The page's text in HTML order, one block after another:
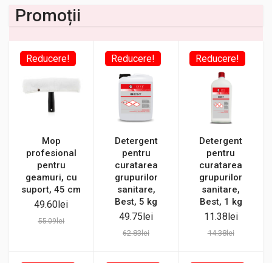
Promoții
Reducere!
Mop
profesional
pentru
geamuri, cu
suport, 45 cm
49.60lei
55.09lei
Reducere!
Detergent
pentru
curatarea
grupurilor
sanitare,
Best, 5 kg
49.75lei
62.83lei
Reducere!
Detergent
pentru
curatarea
grupurilor
sanitare,
Best, 1 kg
11.38lei
14.38lei